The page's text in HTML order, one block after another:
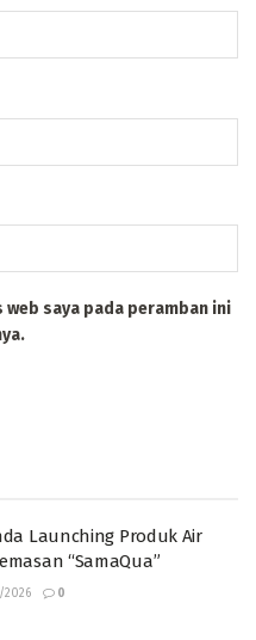
saya pada peramban ini
Launching Produk Air
“SamaQua”
0